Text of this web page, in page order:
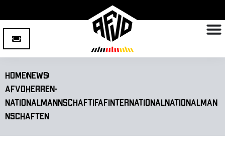
HomeNews
AFVDHerren-
NationalmannschaftIFAFInternationalNationalman
nschaften